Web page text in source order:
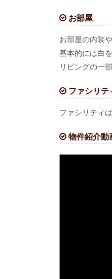
お部屋
お部屋の内装
基本的には白
リビングの一
ファシリテ
ファシリティ
物件紹介動